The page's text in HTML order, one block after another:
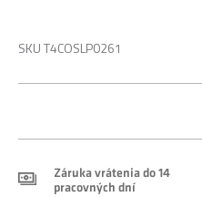
SKUT4COSLP0261
Záruka vrátenia do 14
pracovných dní